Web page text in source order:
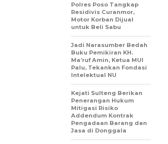
Polres Poso Tangkap
Residivis Curanmor,
Motor Korban Dijual
untuk Beli Sabu
Jadi Narasumber Bedah
Buku Pemikiran KH.
Ma’ruf Amin, Ketua MUI
Palu, Tekankan Fondasi
Intelektual NU
Kejati Sulteng Berikan
Penerangan Hukum
Mitigasi Risiko
Addendum Kontrak
Pengadaan Barang dan
Jasa di Donggala